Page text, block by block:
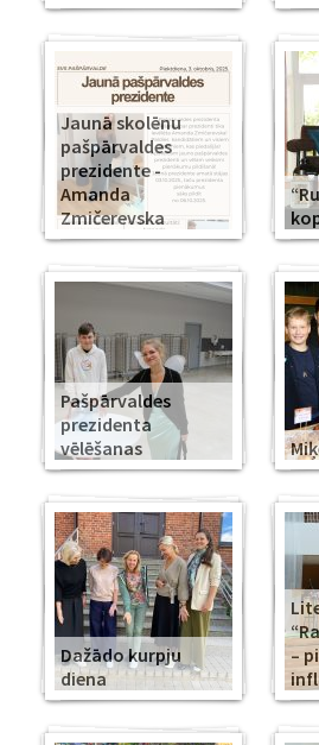
Jaunā skolēnu
pašpārvaldes
prezidente -
Amanda
Zmičerevska
Pašpārvaldes
prezidenta
vēlēšanas
Dažādo kurpju
diena
–